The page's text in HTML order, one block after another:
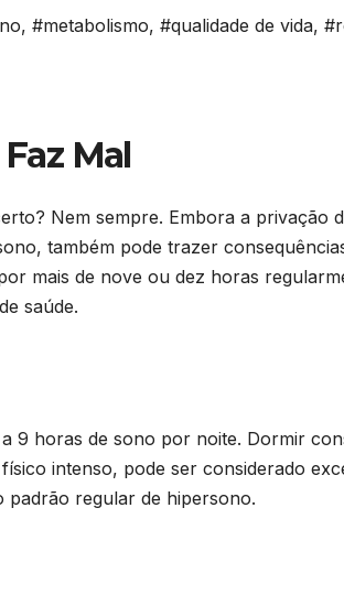
, #metabolismo, #qualidade de vida,
Mal
Nem sempre. Embora a privação
também pode trazer
mais de nove ou dez horas
saúde.
9 horas de sono por noite. Dormir
intenso, pode ser considerado
padrão regular de hipersono.